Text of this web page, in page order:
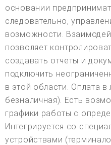
основании
следовательно,
возможности.
позволяет
создавать отчеты и
подключить
в этой области. Оплата
безналичная). Есть
графики работы с
Интегрируется со
устройствами